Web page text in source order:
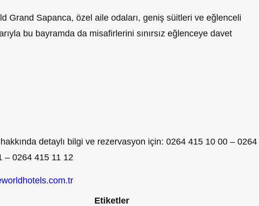
Grand Sapanca, özel aile odaları, geniş süitleri ve eğlenceli
bu bayramda da misafirlerini sınırsız eğlenceye davet
detaylı bilgi ve rezervasyon için: 0264 415 10 00 – 0264
– 0264 415 11 12
Etiketler